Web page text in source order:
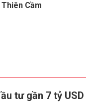
Cầm
tư gần 7 tỷ USD